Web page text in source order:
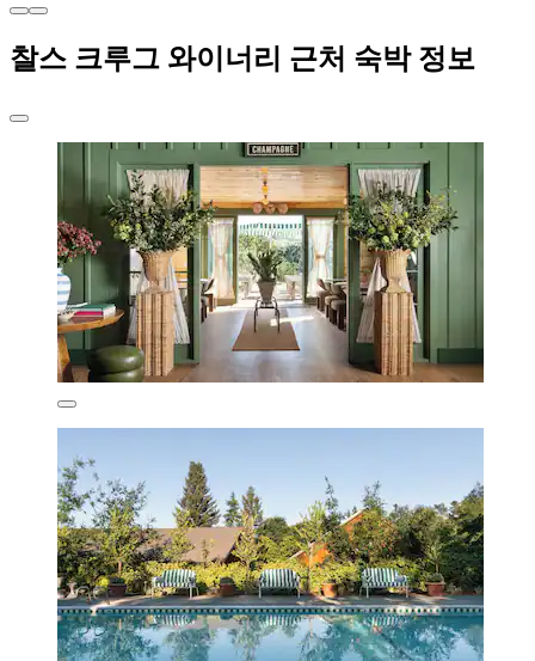
찰스 크루그 와이너리 근처 숙박 정보